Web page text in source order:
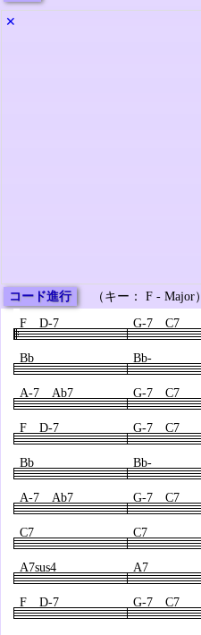
✕
コード進行
（キー： F - Major）
F D-7
G-7 C7
Bb Bb-
A-7 Ab7 G-7 C7
F D-7 G-7 C7
Bb Bb-
A-7 Ab7 G-7 C7
C7 C7
A7sus4 A7
F D-7 G-7 C7